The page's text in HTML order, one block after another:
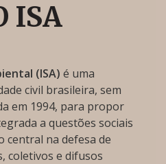
ISA
(ISA) é uma
civil brasileira, sem
em 1994, para propor
a questões sociais
central na defesa de
coletivos e difusos